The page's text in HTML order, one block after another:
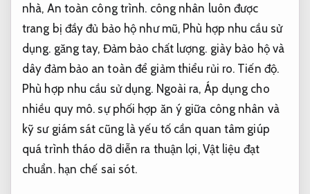
nhà, An toàn công trình. công nhân luôn được
trang bị đầy đủ bảo hộ như mũ, Phù hợp nhu cầu sử
dụng. găng tay, Đảm bảo chất lượng. giày bảo hộ và
dây đảm bảo an toàn để giảm thiểu rủi ro. Tiến độ.
Phù hợp nhu cầu sử dụng. Ngoài ra, Áp dụng cho
nhiều quy mô. sự phối hợp ăn ý giữa công nhân và
kỹ sư giám sát cũng là yếu tố cần quan tâm giúp
quá trình tháo dỡ diễn ra thuận lợi, Vật liệu đạt
chuẩn.hạn chế sai sót.